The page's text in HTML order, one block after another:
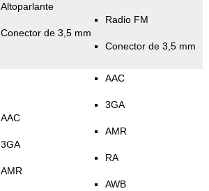
Altoparlante
Conector de 3,5 mm
Radio FM
Conector de 3,5 mm
AAC
3GA
AMR
AAC
3GA
AMR
RA
AWB